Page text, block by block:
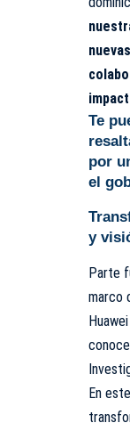
Te
por
el
y
Parte
marco
En